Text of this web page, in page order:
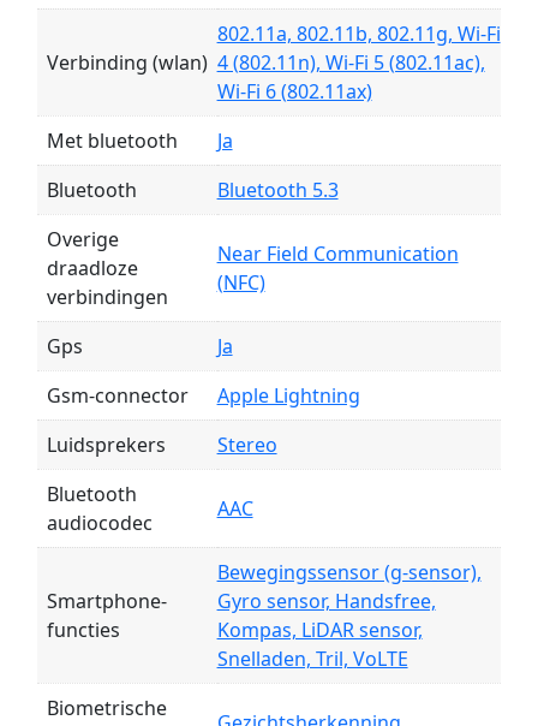
Verbinding (wlan)
802.11a, 802.11b, 802.11g, Wi-Fi
4 (802.11n), Wi-Fi 5 (802.11ac),
Wi-Fi 6 (802.11ax)
Met bluetooth
Ja
Bluetooth
Bluetooth 5.3
Overige
draadloze
verbindingen
Near Field Communication
(NFC)
Gps
Ja
Gsm-connector
Apple Lightning
Luidsprekers
Stereo
Bluetooth
audiocodec
AAC
Smartphone-
functies
Bewegingssensor (g-sensor),
Gyro sensor, Handsfree,
Kompas, LiDAR sensor,
Snelladen, Tril, VoLTE
Biometrische